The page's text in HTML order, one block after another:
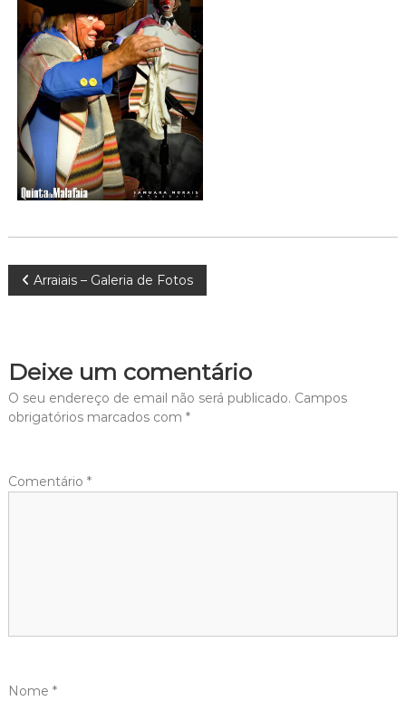
Navegação
artigos
Arraiais – Galeria de Fotos
Deixe um comentário
O seu endereço de email não será publicado. Campos
obrigatórios marcados com *
Comentário *
Nome *